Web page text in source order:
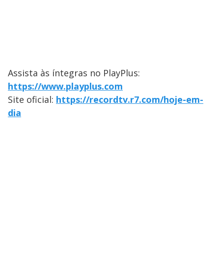
Assista às íntegras no PlayPlus:
https://www.playplus.com
Site oficial: https://recordtv.r7.com/hoje-em-
dia